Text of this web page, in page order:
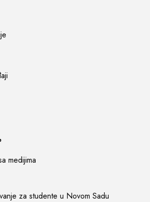
medijima
za studente u Novom Sadu